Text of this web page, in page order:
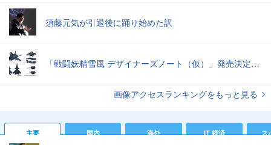
須藤元気が引退後に踊り始めた訳
「戦闘妖精雪風 デザイナーズノート（仮）」発売決定スーパーシルフやメイヴといった名機たちの“線”の妙味
画像アクセスランキングをもっと見る
主要 国内 海外 IT 経済 ス